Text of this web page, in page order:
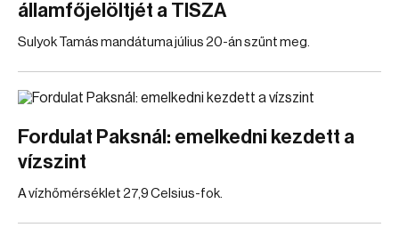
államfőjelöltjét a TISZA
Sulyok Tamás mandátuma július 20-án szűnt meg.
Fordulat Paksnál: emelkedni kezdett a
vízszint
A vízhőmérséklet 27,9 Celsius-fok.